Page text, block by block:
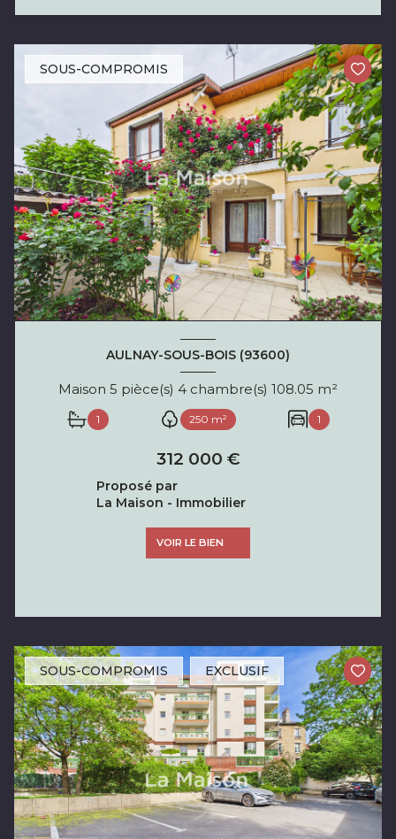
SOUS-COMPROMIS
AULNAY-SOUS-BOIS (93600)
Maison 5 pièce(s) 4 chambre(s) 108.05 m²
1 250 m² 1
312 000 €
Proposé par
La Maison - Immobilier
VOIR LE BIEN
SOUS-COMPROMIS EXCLUSIF